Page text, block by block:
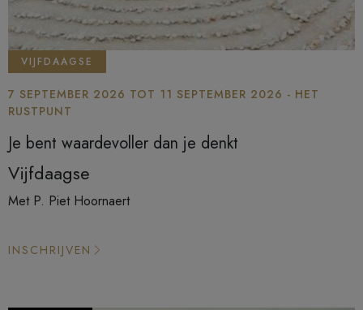
VIJFDAAGSE
7 SEPTEMBER 2026 TOT 11 SEPTEMBER 2026 - HET
RUSTPUNT
Je bent waardevoller dan je denkt
Vijfdaagse
Met P. Piet Hoornaert
INSCHRIJVEN